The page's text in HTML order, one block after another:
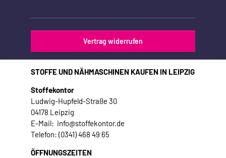
Vertrag widerrufen
STOFFE UND NÄHMASCHINEN KAUFEN IN LEIPZIG
Stoffekontor
Ludwig-Hupfeld-Straße 30
04178 Leipzig
E-Mail: info@stoffekontor.de
Telefon: (0341) 468 49 65
ÖFFNUNGSZEITEN